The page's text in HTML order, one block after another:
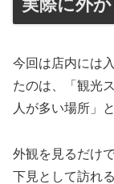
実際に外
今回は店内には
たのは、「観光
人が多い場所」
外観を見るだけ
下見として訪れ